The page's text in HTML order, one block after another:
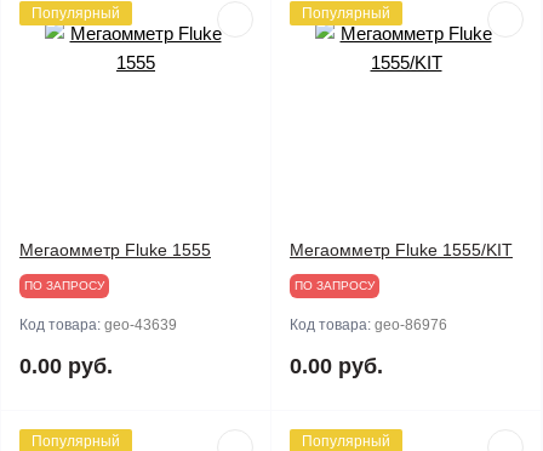
Популярный
Мегаомметр Fluke 1555
ПО ЗАПРОСУ
Код товара: geo-43639
0.00 руб.
Популярный
Мегаомметр Fluke 1555/KIT
ПО ЗАПРОСУ
Код товара: geo-86976
0.00 руб.
Популярный Популярный